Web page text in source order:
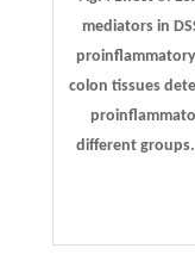
mediators in
proinflammatory
colon tissues
different